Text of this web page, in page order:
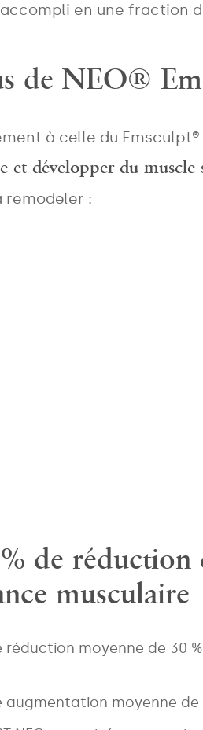
en une fraction
de NEO®
à celle du
et développer du muscle
remodeler :
de réduction
musculaire
moyenne de 30
moyenne
NAME*
EMAIL*